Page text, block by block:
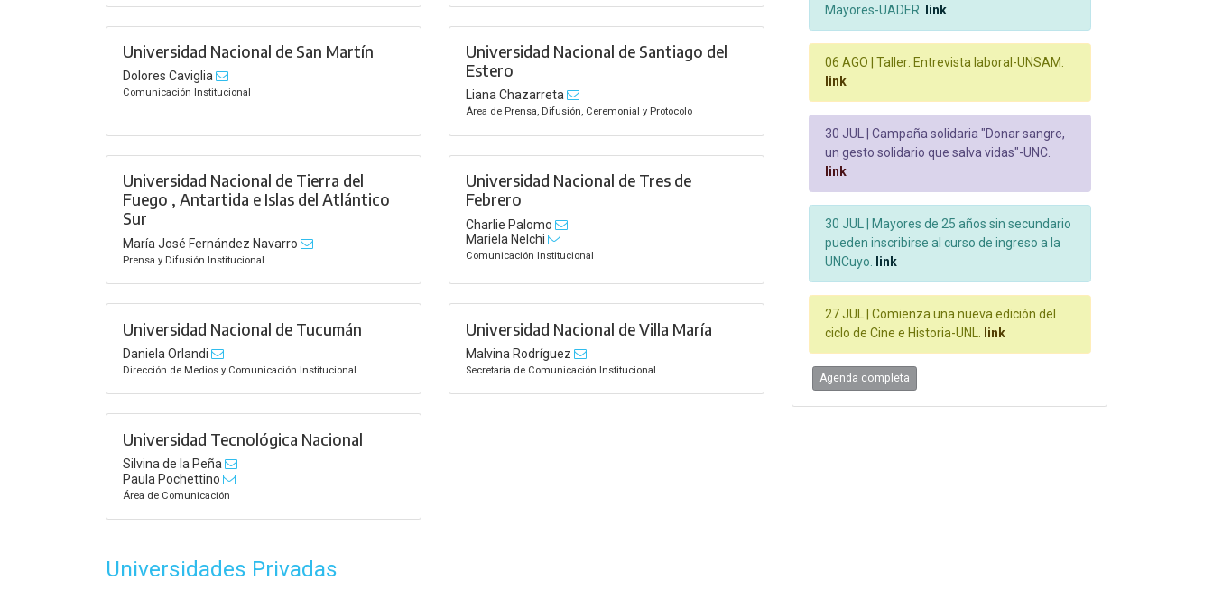
Universidad Nacional de San Martín
Dolores Caviglia
Comunicación Institucional
Universidad Nacional de Santiago del
Estero
Liana Chazarreta
Área de Prensa, Difusión, Ceremonial y Protocolo
Universidad Nacional de Tierra del
Fuego , Antartida e Islas del Atlántico
Sur
María José Fernández Navarro
Prensa y Difusión Institucional
Universidad Nacional de Tres de
Febrero
Charlie Palomo
Mariela Nelchi
Comunicación Institucional
Universidad Nacional de Tucumán
Daniela Orlandi
Dirección de Medios y Comunicación Institucional
Universidad Nacional de Villa María
Malvina Rodríguez
Secretaría de Comunicación Institucional
Universidad Tecnológica Nacional
Silvina de la Peña
Paula Pochettino
Área de Comunicación
Universidades Privadas
Mayores-UADER.
link
06 AGO |
Taller: Entrevista laboral-UNSAM.
link
30 JUL |
Campaña solidaria "Donar sangre,
un gesto solidario que salva vidas"-UNC.
link
30 JUL |
Mayores de 25 años sin secundario
pueden inscribirse al curso de ingreso a la
UNCuyo.
link
27 JUL |
Comienza una nueva edición del
ciclo de Cine e Historia-UNL.
link
Agenda completa